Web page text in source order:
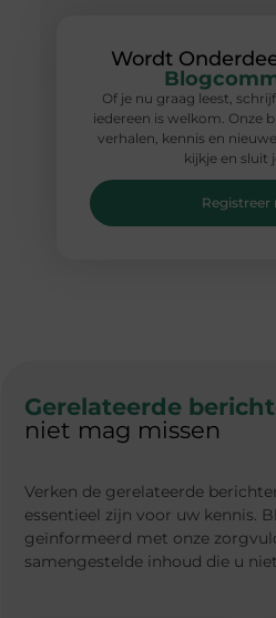
Wordt
Of je nu graag leest,
iedereen is welkom. Onze
verhalen, kennis en
kijkje en sluit
Registreer
Gerelateerde
niet mag missen
Verken de gerelateerde
essentieel zijn voor uw kennis.
geïnformeerd met onze
samengestelde inhoud die u